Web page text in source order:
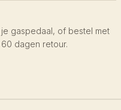
gaspedaal, of bestel met
dagen retour.